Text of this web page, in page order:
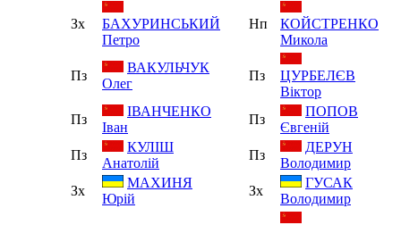
Зх
БАХУРИНСЬКИЙ
Петро
Нп
КОЙСТРЕНКО
Микола
Пз
ВАКУЛЬЧУК
Олег
Пз
ЦУРБЕЛЄВ
Віктор
Пз
ІВАНЧЕНКО
Іван
Пз
ПОПОВ
Євгеній
Пз
КУЛІШ
Анатолій
Пз
ДЕРУН
Володимир
Зх
МАХИНЯ
Юрій
Зх
ГУСАК
Володимир